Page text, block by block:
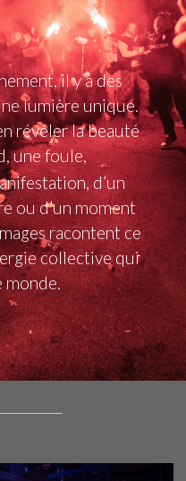
il y a des
lumière unique.
révéler la beauté
une foule,
d’un
ou d’un moment
racontent ce
collective qui
monde.